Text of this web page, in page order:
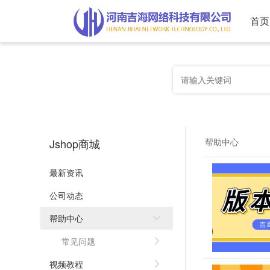
首页
Jshop商城
最新资讯
公司动态
帮助中心
常见问题
视频教程
帮助中心